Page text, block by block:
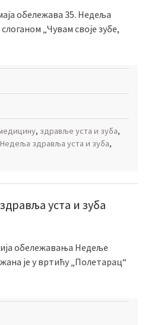
обележава 35. Недеља
„Чувам своје зубе,
, здравље уста и зуба,
Недеља здравља уста и зуба,
уста и зуба
обележавања Недеље
је у вртићу „Полетарац“